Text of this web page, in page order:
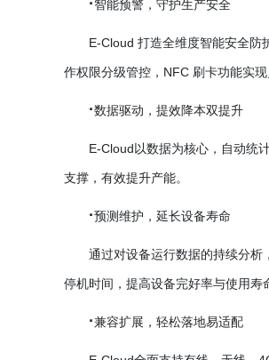
·智能预警，守护生产安全
E-Cloud 打造全维度智能安全防
作权限分级管控，NFC 刷卡功能实
·数据驱动，提效降本双提升
E-Cloud以数据为核心，自动统
支撑，有效提升产能。
·预测维护，延长设备寿命
通过对设备运行数据的持续分
停机时间，提高设备完好率与使用寿
·兼容扩展，轻松落地易适配